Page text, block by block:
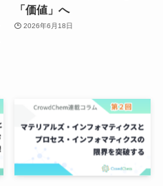
「価値」へ
2026年6月18日